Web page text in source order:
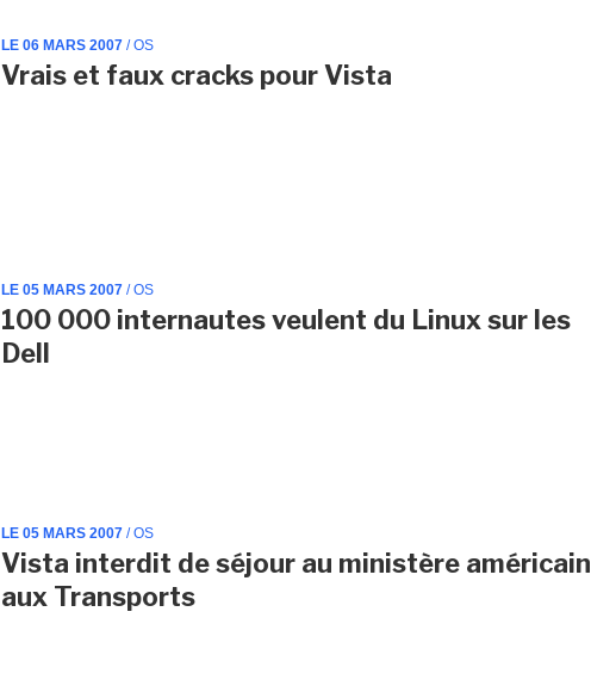
LE 06 MARS 2007 / OS
Vrais et faux cracks pour Vista
LE 05 MARS 2007 / OS
100 000 internautes veulent du Linux sur les
Dell
LE 05 MARS 2007 / OS
Vista interdit de séjour au ministère américain
aux Transports